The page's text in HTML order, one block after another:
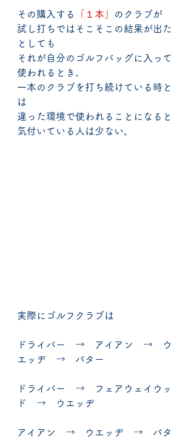
その購入する 「１本」
のクラブが
試し打ちではそこそこの結果が出た
としても
それが自分のゴルフバッグに入って
使われるとき、
一本のクラブを打ち続けている時と
は
違った環境で使われることになると
気付いている人は少ない。
実際にゴルフクラブは
ドライバー　→　アイアン　→　ウ
エッヂ　→　パター
ドライバー　→　フェアウェイウッ
ド　→　ウエッヂ
アイアン　→　ウエッヂ　→　パタ